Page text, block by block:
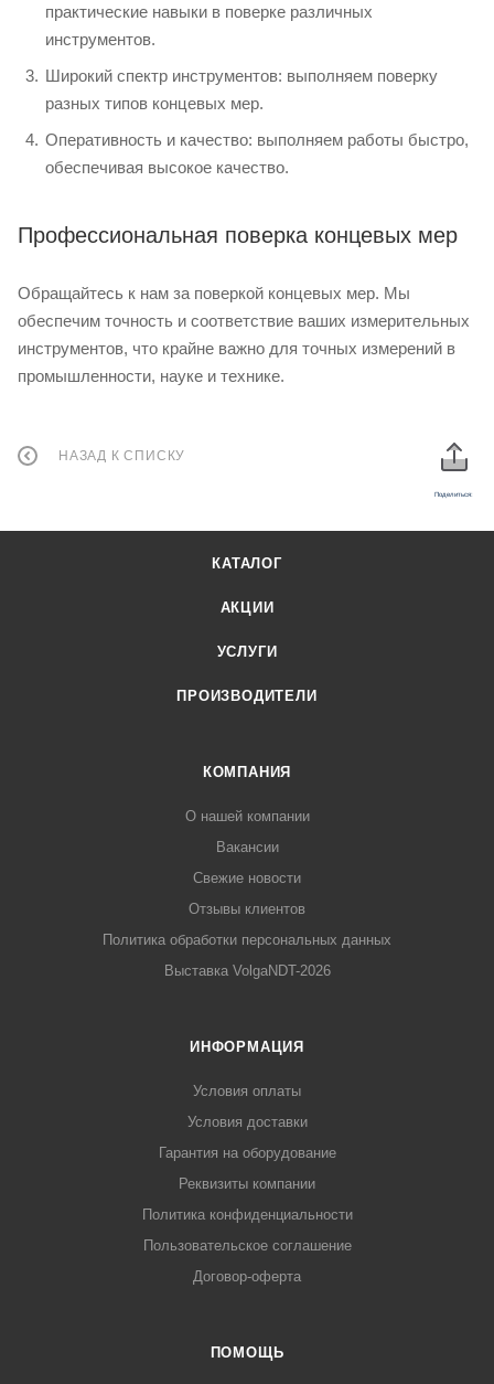
практические навыки в поверке различных
инструментов.
Широкий спектр инструментов: выполняем поверку
разных типов концевых мер.
Оперативность и качество: выполняем работы быстро,
обеспечивая высокое качество.
Профессиональная поверка концевых мер
Обращайтесь к нам за поверкой концевых мер. Мы
обеспечим точность и соответствие ваших измерительных
инструментов, что крайне важно для точных измерений в
промышленности, науке и технике.
НАЗАД К СПИСКУ
Поделиться:
КАТАЛОГ
АКЦИИ
УСЛУГИ
ПРОИЗВОДИТЕЛИ
КОМПАНИЯ
О нашей компании
Вакансии
Свежие новости
Отзывы клиентов
Политика обработки персональных данных
Выставка VolgaNDT-2026
ИНФОРМАЦИЯ
Условия оплаты
Условия доставки
Гарантия на оборудование
Реквизиты компании
Политика конфиденциальности
Пользовательское соглашение
Договор-оферта
ПОМОЩЬ